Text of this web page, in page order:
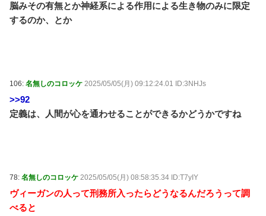
脳みその有無とか神経系による作用による生き物のみに限定
するのか、とか
106: 名無しのコロッケ 2025/05/05(月) 09:12:24.01 ID:3NHJs
>>92
定義は、人間が心を通わせることができるかどうかですね
78: 名無しのコロッケ 2025/05/05(月) 08:58:35.34 ID:T7yIY
ヴィーガンの人って刑務所入ったらどうなるんだろうって調
べると